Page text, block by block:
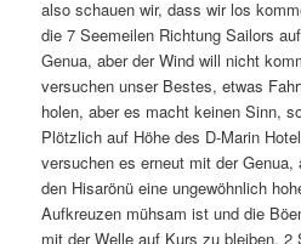
also schauen wir, dass wir los
die 7 Seemeilen Richtung Sailors
Genua, aber der Wind will nicht
versuchen unser Bestes, etwas
holen, aber es macht keinen Sinn,
Plötzlich auf Höhe des D-Marin
versuchen es erneut mit der
den Hisarönü eine ungewöhnlich
Aufkreuzen mühsam ist und die
mit der Welle auf Kurs zu bleiben. 2